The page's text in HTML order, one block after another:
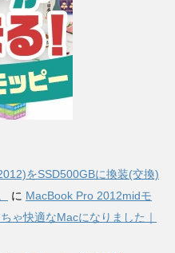
をSSD500GBに換装(交換)
に MacBook Pro 2012midモ
ゃ快適なMacになりました｜